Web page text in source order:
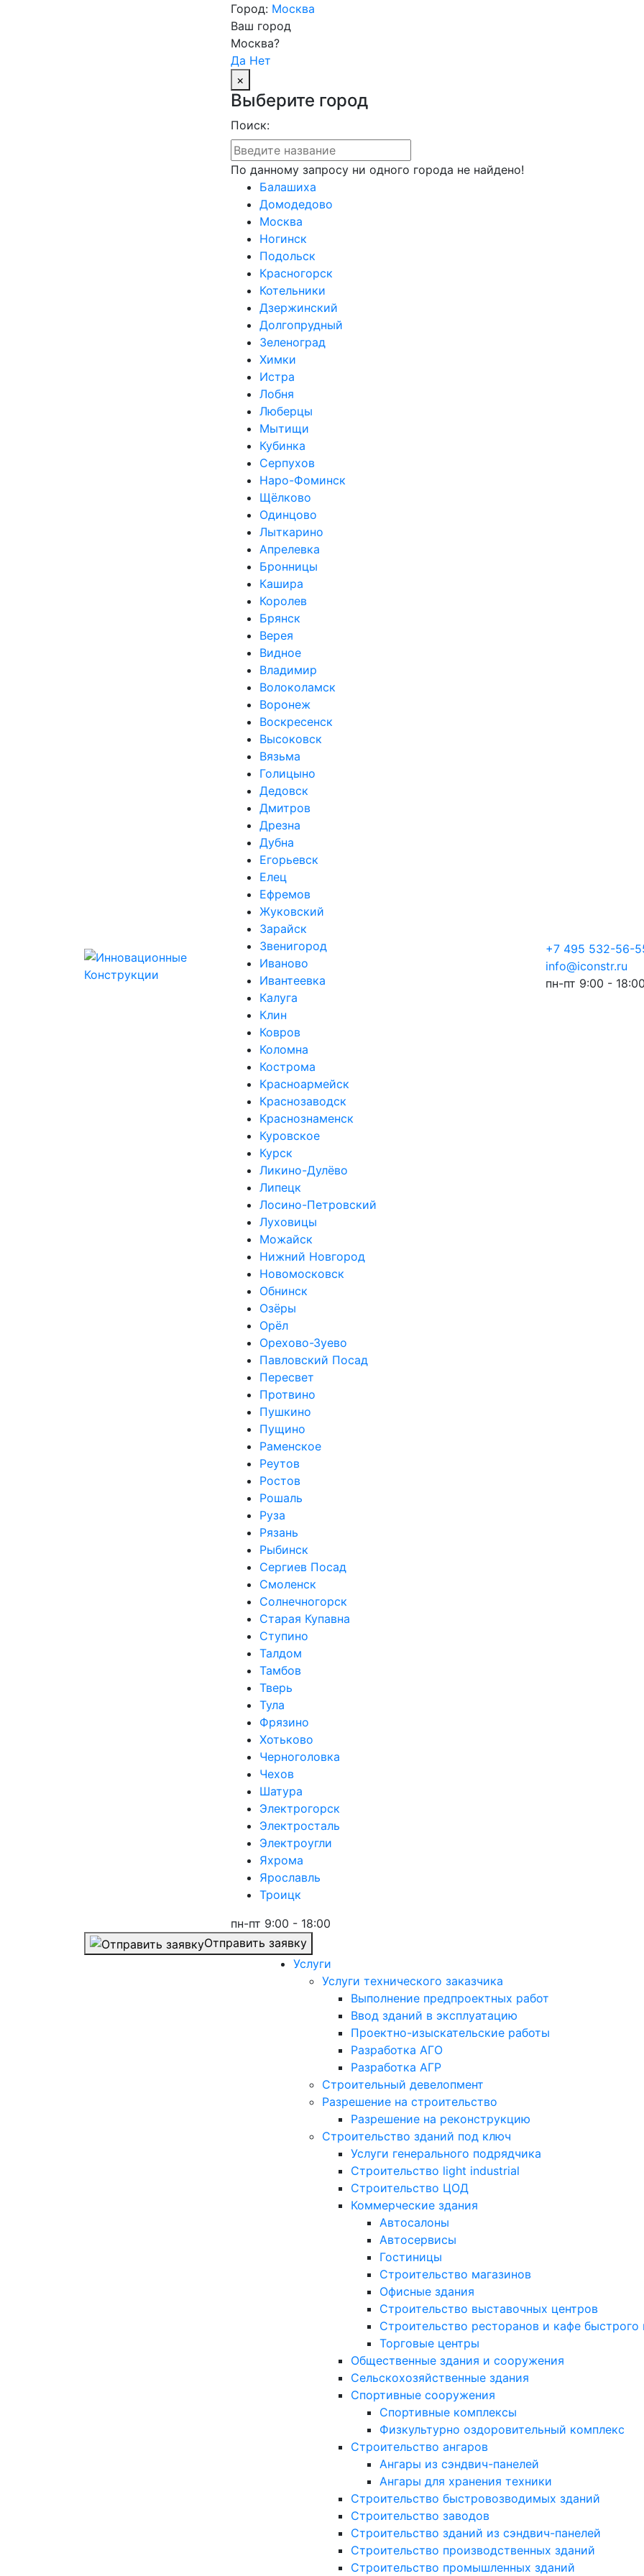
Город: Москва
Ваш город
Москва?
Да Нет
×
Выберите город
Поиск:
По данному запросу ни одного города не найдено!
Балашиха
Домодедово
Москва
Ногинск
Подольск
Красногорск
Котельники
Дзержинский
Долгопрудный
Зеленоград
Химки
Истра
Лобня
Люберцы
Мытищи
Кубинка
Серпухов
Наро-Фоминск
Щёлково
Одинцово
Лыткарино
Апрелевка
Бронницы
Кашира
Королев
Брянск
Верея
Видное
Владимир
Волоколамск
Воронеж
Воскресенск
Высоковск
Вязьма
Голицыно
Дедовск
Дмитров
Дрезна
Дубна
Егорьевск
Елец
Ефремов
Жуковский
Зарайск
Звенигород
Иваново
Ивантеевка
Калуга
Клин
Ковров
Коломна
Кострома
Красноармейск
Краснозаводск
Краснознаменск
Куровское
Курск
Ликино-Дулёво
Липецк
Лосино-Петровский
Луховицы
Можайск
Нижний Новгород
Новомосковск
Обнинск
Озёры
Орёл
Орехово-Зуево
Павловский Посад
Пересвет
Протвино
Пушкино
Пущино
Раменское
Реутов
Ростов
Рошаль
Руза
Рязань
Рыбинск
Сергиев Посад
Смоленск
Солнечногорск
Старая Купавна
Ступино
Талдом
Тамбов
Тверь
Тула
Фрязино
Хотьково
Черноголовка
Чехов
Шатура
Электрогорск
Электросталь
Электроугли
Яхрома
Ярославль
Троицк
пн-пт 9:00 - 18:00
+7 495 532-56-
info@iconstr.ru
пн-пт 9:00 -
Отправить заявку
Услуги
Услуги технического заказчика
Выполнение предпроектных работ
Ввод зданий в эксплуатацию
Проектно-изыскательские работы
Разработка АГО
Разработка АГР
Строительный девелопмент
Разрешение на строительство
Разрешение на реконструкцию
Строительство зданий под ключ
Услуги генерального подрядчика
Строительство light industrial
Строительство ЦОД
Коммерческие здания
Автосалоны
Автосервисы
Гостиницы
Строительство магазинов
Офисные здания
Строительство выставочных центров
Строительство ресторанов и кафе быстрого
Торговые центры
Общественные здания и сооружения
Сельскохозяйственные здания
Спортивные сооружения
Спортивные комплексы
Физкультурно оздоровительный комплекс
Строительство ангаров
Ангары из сэндвич-панелей
Ангары для хранения техники
Строительство быстровозводимых зданий
Строительство заводов
Строительство зданий из сэндвич-панелей
Строительство производственных зданий
Строительство промышленных зданий